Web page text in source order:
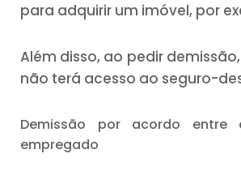
para adquirir um imóvel, por
Além disso, ao pedir
não terá acesso ao seguro-
Demissão por acordo entre
empregado